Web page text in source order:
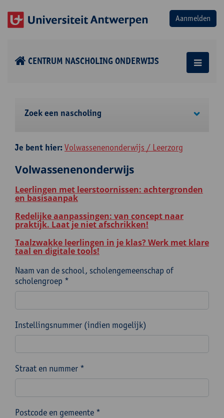
CENTRUM NASCHOLING ONDERWIJS
Zoek een nascholing
Je bent hier:Volwassenenonderwijs / Leerzorg
Volwassenenonderwijs
Leerlingen met leerstoornissen: achtergronden
en basisaanpak
Redelijke aanpassingen: van concept naar
praktijk. Laat je niet afschrikken!
Taalzwakke leerlingen in je klas? Werk met klare
taal en digitale tools!
Naam van de school, scholengemeenschap of
scholengroep *
Instellingsnummer (indien mogelijk)
Straat en nummer *
Postcode en gemeente *